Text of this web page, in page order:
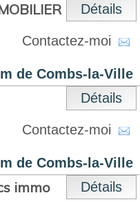
de Combs-la-Ville
Détails
Contactez-moi
de Combs-la-Ville
Détails
Contactez-moi
immo Détails